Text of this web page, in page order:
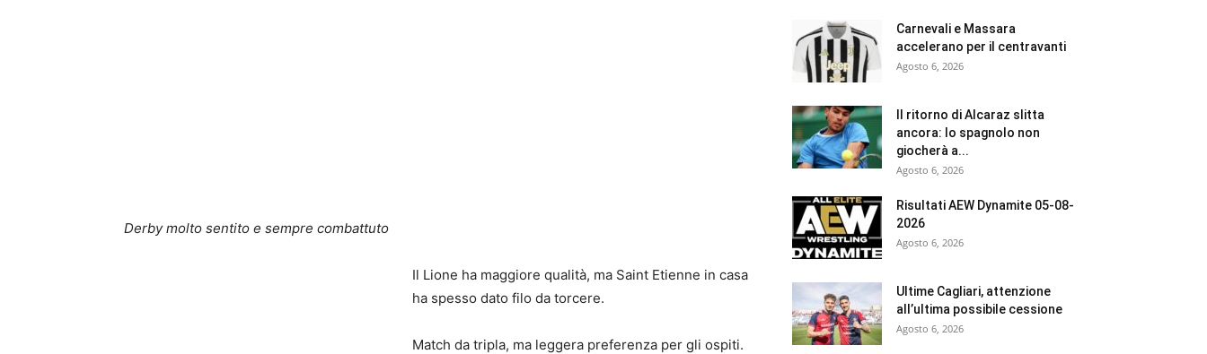
Derby molto sentito e sempre combattuto
Il Lione ha maggiore qualità, ma Saint Etienne in casa
ha spesso dato filo da torcere.
Match da tripla, ma leggera preferenza per gli ospiti.
Carnevali e Massara
accelerano per il centravanti
Agosto 6, 2026
Il ritorno di Alcaraz slitta
ancora: lo spagnolo non
giocherà a...
Agosto 6, 2026
Risultati AEW Dynamite 05-08-
2026
Agosto 6, 2026
Ultime Cagliari, attenzione
all’ultima possibile cessione
Agosto 6, 2026